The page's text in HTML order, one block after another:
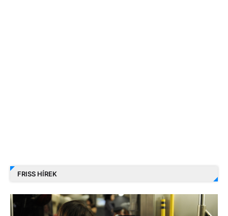
FRISS HÍREK